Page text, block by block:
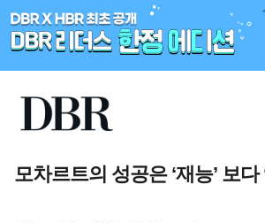
모차르트의 성공은 ‘재능’ 보다